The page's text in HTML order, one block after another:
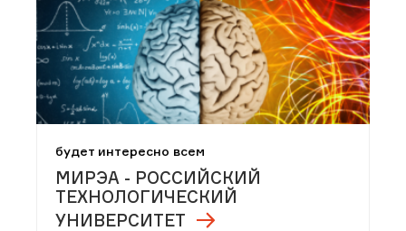
будет интересно всем
МИРЭА - РОССИЙСКИЙ
ТЕХНОЛОГИЧЕСКИЙ
УНИВЕРСИТЕТ